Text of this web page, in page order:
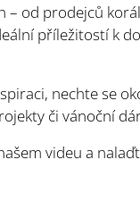
od prodejců
příležitostí k
nechte se
či vánoční
videu a